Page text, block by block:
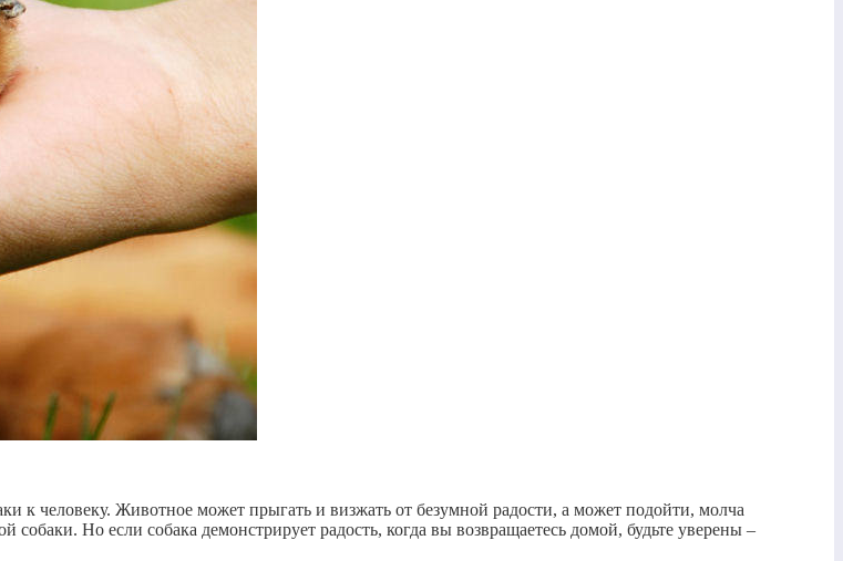
к человеку. Животное может прыгать и визжать от безумной радости, а может подойти, молча
Но если собака демонстрирует радость, когда вы возвращаетесь домой, будьте уверены –